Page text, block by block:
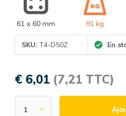
61 x 60 mm 91 kg
SKU: T4-D50Z En
€ 6,01 (7,21 TTC)